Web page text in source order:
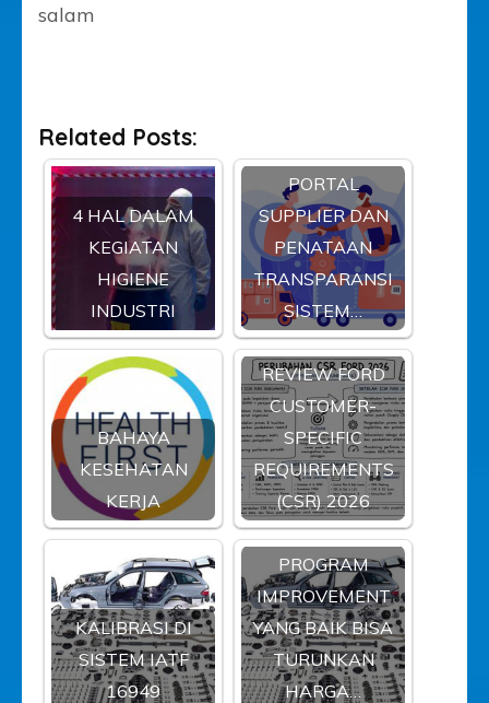
salam
Related Posts:
4 HAL DALAM
KEGIATAN
HIGIENE
INDUSTRI
PORTAL
SUPPLIER DAN
PENATAAN
TRANSPARANSI
SISTEM…
BAHAYA
KESEHATAN
KERJA
REVIEW FORD
CUSTOMER-
SPECIFIC
REQUIREMENTS
(CSR) 2026
KALIBRASI DI
SISTEM IATF
16949
PROGRAM
IMPROVEMENT
YANG BAIK BISA
TURUNKAN
HARGA…